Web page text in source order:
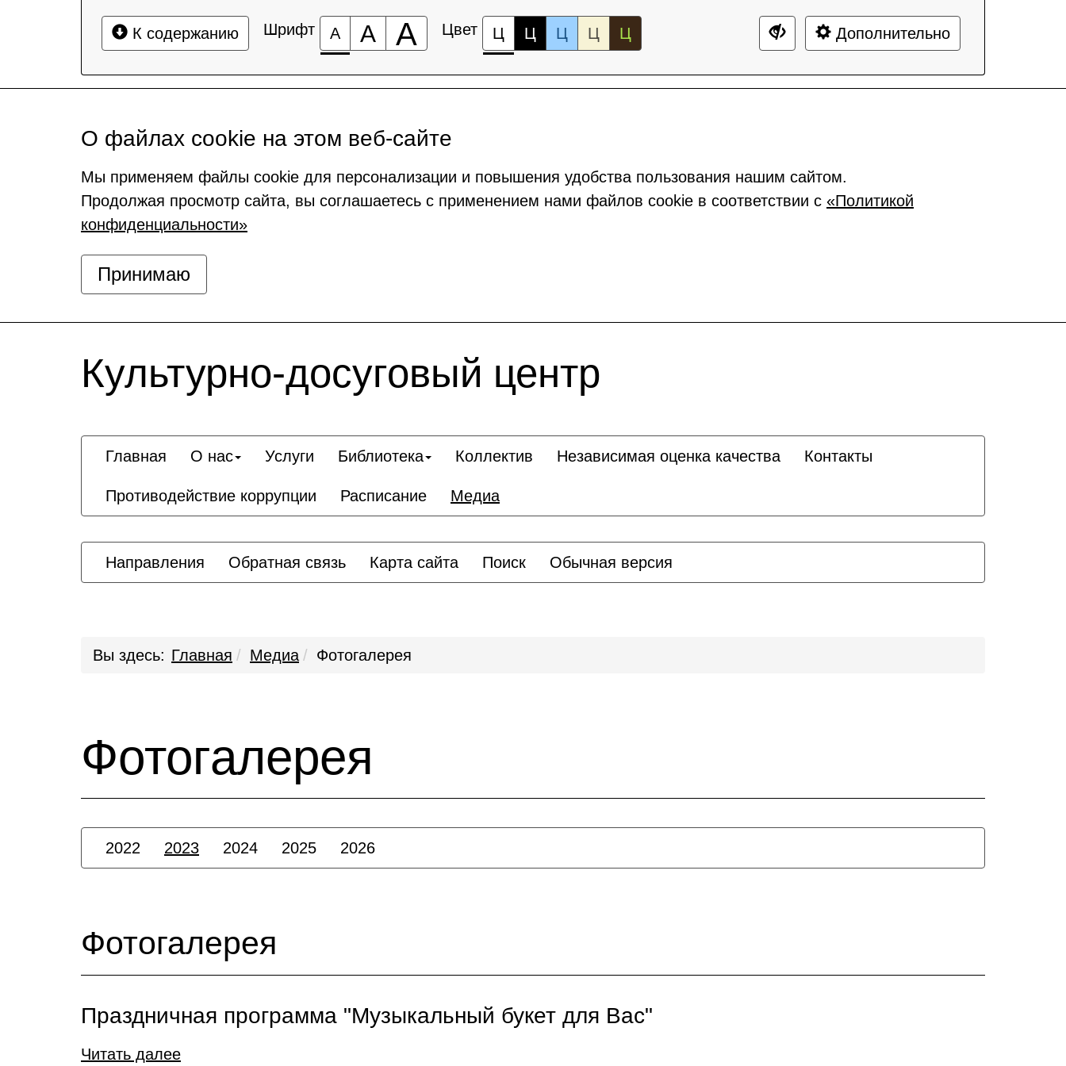
К содержанию Шрифт А А А Цвет Ц Ц Ц Ц Ц Дополнительно
О файлах cookie на этом веб-сайте
Мы применяем файлы cookie для персонализации и повышения удобства пользования нашим сайтом.
Продолжая просмотр сайта, вы соглашаетесь с применением нами файлов cookie в соответствии с «Политикой
конфиденциальности»
Принимаю
Культурно-досуговый центр
Главная О нас Услуги Библиотека Коллектив Независимая оценка качества Контакты
Противодействие коррупции Расписание Медиа
Направления Обратная связь Карта сайта Поиск Обычная версия
Вы здесь: Главная Медиа Фотогалерея
Фотогалерея
2022 2023 2024 2025 2026
Фотогалерея
Праздничная программа "Музыкальный букет для Вас"
Читать далее